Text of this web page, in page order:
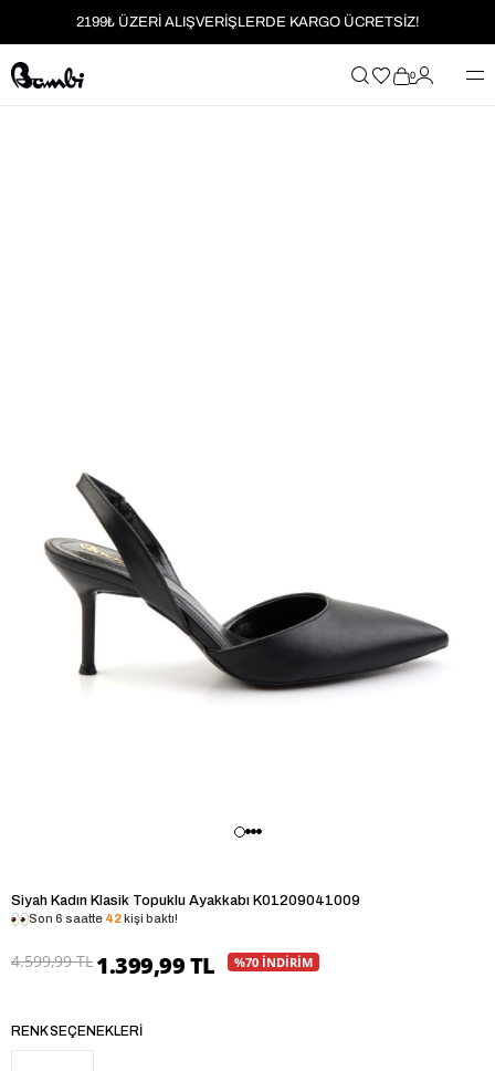
2199₺ ÜZERİ ALIŞVERİŞLERDE KARGO ÜCRETSİZ!
MOBİL UYGULAMAYA ÖZEL İLK ALIŞVERİŞİNİZE %5 İNDİRİM
0
Siyah Kadın Klasik Topuklu Ayakkabı K01209041009
Son 6 saatte 42kişi baktı!
4.599,99 TL 1.399,99 TL %70 İNDİRİM
RENK SEÇENEKLERI